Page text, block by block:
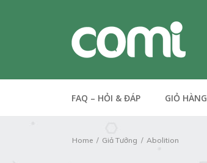
FAQ – HỎI & ĐÁP GIỎ HÀNG
Home Giả Tưởng Abolition